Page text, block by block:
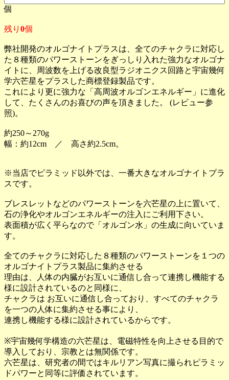
個
残り 0個
弊社開発のオルゴナイトプラスは、全てのチャクラに対応し
た８種類のパワーストーンをぎっしり入れた強力なオルゴナ
イトに、周波数を上げる改良型ラジオニクス回路と宇宙幾何
学六芒星をプラスした商標登録製品です。
これにより更に強力な「高周波オルゴンエネルギー」に進化
して、たくさんのお喜びの声を頂きました。 (レビュー参
照)。
約250～270g
幅：約12cm ／ 高さ約2.5cm。
※当店でピラミッド以外では、一番大きなオルゴナイトプラ
スです。
ブレスレットなどのパワーストーンを六芒星の上に置いて、
石の浄化やオルゴンエネルギーの注入にご利用下さい。
表面積が広く平らなので「オルゴン水」の生成に向いていま
す。
全てのチャクラに対応した８種類のパワーストーンを１つの
オルゴナイトプラス製品に集約させる
理由は、人体の内臓がお互いに通信し合って連携し機能する
様に設計されているのと同様に、
チャクラは お互いに通信し合っており、すべてのチャクラ
を一つの人体に集約させる事により、
連携し機能する様に設計されているからです。
※宇宙幾何学構造の六芒星は、電磁特性を向上させる目的で
導入しており、宗教とは無関係です。
六芒星は、研究者の間ではキルリアン写真に撮られピラミッ
ドパワーと同等に評価されています。